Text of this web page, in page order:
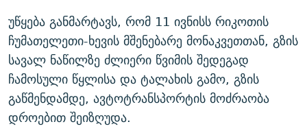
უწყება განმარტავს, რომ 11 ივნისს რიკოთის
ჩუმათელეთი-ხევის მშენებარე მონაკვეთთან, გზის
სავალ ნაწილზე ძლიერი წვიმის შედეგად
ჩამოსული წყლისა და ტალახის გამო, გზის
გაწმენდამდე, ავტოტრანსპორტის მოძრაობა
დროებით შეიზღუდა.